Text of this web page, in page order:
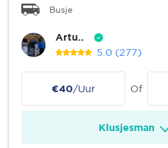
Busje
Artu..
5.0 (277)
€40/Uur Of
Klusjesman